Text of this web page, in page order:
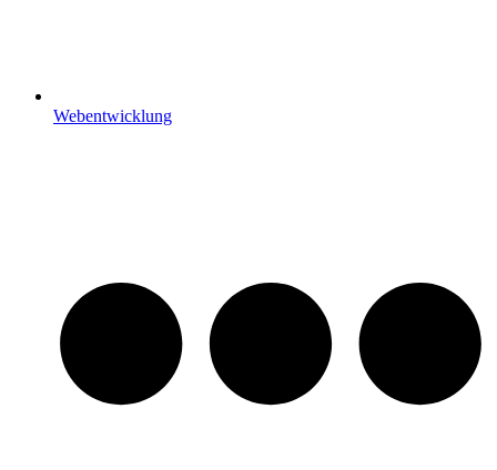
Webentwicklung